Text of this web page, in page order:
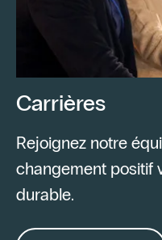
Carrières
Rejoignez notre
changement positif
durable.